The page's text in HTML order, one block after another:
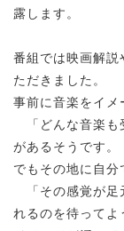
露します。
番組では映画解説
ただきました。
事前に音楽をイメ
「どんな音楽も
があるそうです。
でもその地に自分
「その感覚が足
れるのを待ってよ